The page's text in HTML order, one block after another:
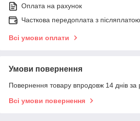
Оплата на рахунок
Часткова передоплата з післяплатою
Всі умови оплати
Умови повернення
Повернення товару впродовж 14 днів за
Всі умови повернення